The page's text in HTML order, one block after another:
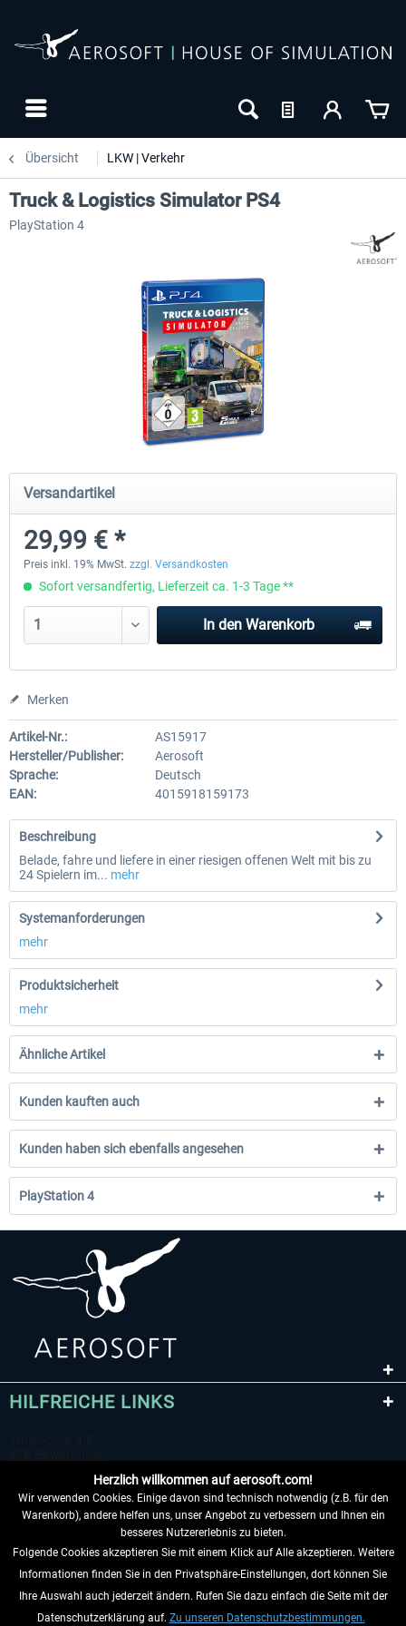
Übersicht LKW | Verkehr
CityDriver
29,99 € *
-20
CityDriver - Deluxe
Truck & Logistics Simulator PS4
PlayStation 4
Versandartikel
29,99 € *
Preis inkl. 19% MwSt. zzgl. Versandkosten
Sofort versandfertig, Lieferzeit ca. 1-3 Tage **
In den Warenkorb
Merken
Artikel-Nr.:
AS15917
Hersteller/Publisher:
Aerosoft
Sprache:
Deutsch
EAN:
4015918159173
Beschreibung
Belade, fahre und liefere in einer riesigen offenen Welt mit bis zu
24 Spielern im... mehr
Systemanforderungen
mehr
Produktsicherheit
mehr
Ähnliche Artikel
Kunden kauften auch
Kunden haben sich ebenfalls angesehen
PlayStation 4
HILFREICHE LINKS
VERTRAG WIDERRUFEN
INFORMATIONEN
Herzlich willkommen auf aerosoft.com!
Wir verwenden Cookies. Einige davon sind technisch notwendig (z.B. für den
Warenkorb), andere helfen uns, unser Angebot zu verbessern und Ihnen ein
besseres Nutzererlebnis zu bieten.
Folgende Cookies akzeptieren Sie mit einem Klick auf Alle akzeptieren. Weitere
Informationen finden Sie in den Privatsphäre-Einstellungen, dort können Sie
Ihre Auswahl auch jederzeit ändern. Rufen Sie dazu einfach die Seite mit der
Datenschutzerklärung auf. Zu unseren Datenschutzbestimmungen.